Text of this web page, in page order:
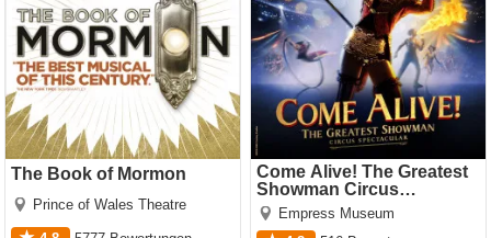
The Book of Mormon
Prince of Wales Theatre
Come Alive! The Greatest
Showman Circus
Spectacular
Empress Museum